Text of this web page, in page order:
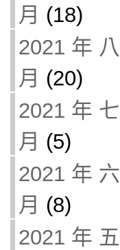
月 (18)
2021 年 八
月 (20)
2021 年 七
月 (5)
2021 年 六
月 (8)
2021 年 五